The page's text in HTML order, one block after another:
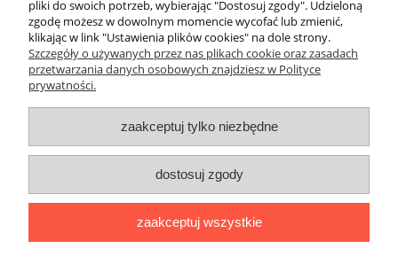
Niezależnie od tego, czy szukasz kompaktowej torby na basen, czy
pancernej walizki na wyprawę życia, nasz asortyment zapewni Ci
najwyższą ochronę Twojej inwestycji w sprzęt nurkowy.
O nas
Obsługa klienta
Pomoc
pliki do swoich potrzeb, wybierając "Dostosuj zgody". Udzieloną
zgodę możesz w dowolnym momencie wycofać lub zmienić,
klikając w link "Ustawienia plików cookies" na dole strony.
Szczegóły o używanych przez nas plikach cookie oraz zasadach
przetwarzania danych osobowych znajdziesz w Polityce
prywatności.
zaakceptuj tylko niezbędne
dostosuj zgody
zaakceptuj wszystkie